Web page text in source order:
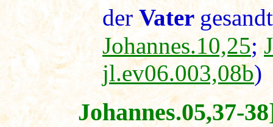
derVater
Johannes.10,25;
jl.ev06.003,08b)
Johannes.05,37-